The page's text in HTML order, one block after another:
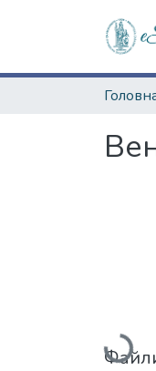
Вантажиться...